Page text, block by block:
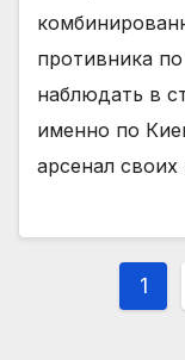
противника
наблюдать в
именно по
арсенал
1